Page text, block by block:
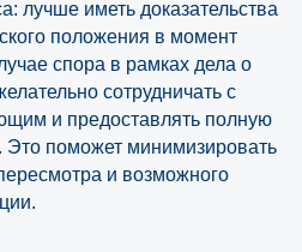
лучше иметь доказательства
положения в момент
спора в рамках дела о
сотрудничать с
и предоставлять полную
поможет минимизировать
и возможного
для